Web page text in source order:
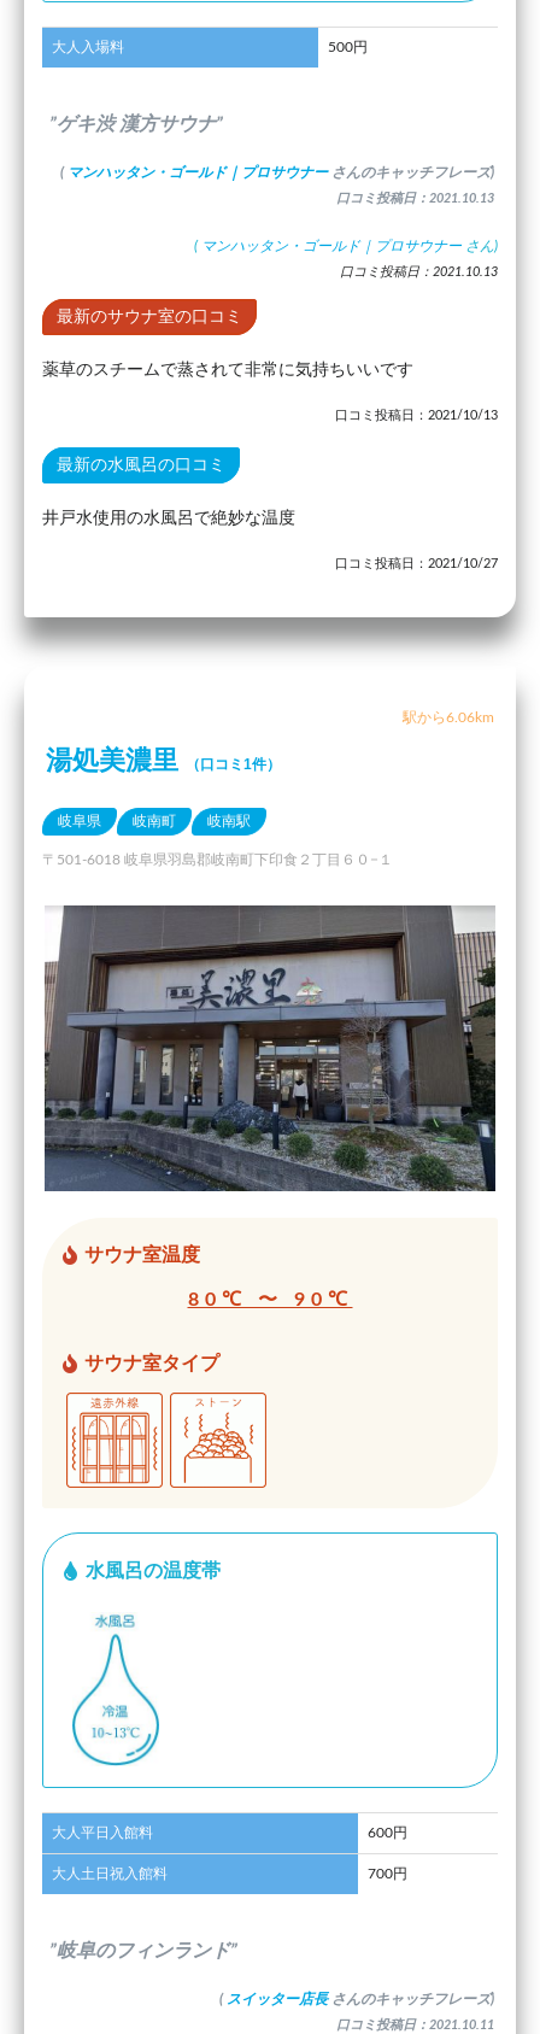
大人入場料 500円
”ゲキ渋 漢方サウナ”
( マンハッタン・ゴールド｜プロサウナー さんのキャッチフレーズ)
口コミ投稿日：2021.10.13
( マンハッタン・ゴールド｜プロサウナー さん)
口コミ投稿日：2021.10.13
最新のサウナ室の口コミ
薬草のスチームで蒸されて非常に気持ちいいです
口コミ投稿日：2021/10/13
最新の水風呂の口コミ
井戸水使用の水風呂で絶妙な温度
口コミ投稿日：2021/10/27
駅から6.06km
湯処美濃里 （口コミ1件）
岐阜県 岐南町 岐南駅
〒501-6018 岐阜県羽島郡岐南町下印食２丁目６０−１
サウナ室温度
80℃ 〜 90℃
サウナ室タイプ
水風呂の温度帯
大人平日入館料 600円
大人土日祝入館料 700円
”岐阜のフィンランド”
( スイッター店長 さんのキャッチフレーズ)
口コミ投稿日：2021.10.11